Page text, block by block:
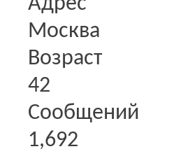
Москва
Возраст
42
Сообщений
1,692